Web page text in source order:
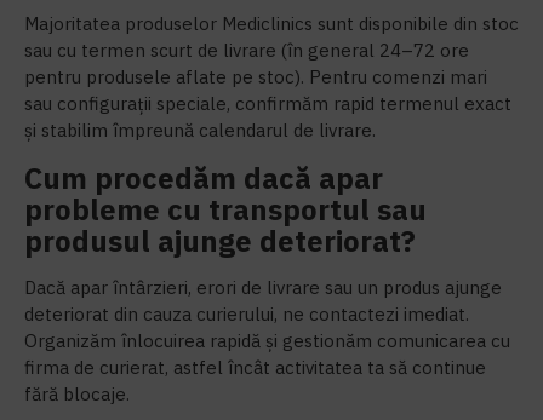
Majoritatea produselor Mediclinics sunt disponibile din stoc
sau cu termen scurt de livrare (în general 24–72 ore
pentru produsele aflate pe stoc). Pentru comenzi mari
sau configurații speciale, confirmăm rapid termenul exact
și stabilim împreună calendarul de livrare.
Cum procedăm dacă apar
probleme cu transportul sau
produsul ajunge deteriorat?
Dacă apar întârzieri, erori de livrare sau un produs ajunge
deteriorat din cauza curierului, ne contactezi imediat.
Organizăm înlocuirea rapidă și gestionăm comunicarea cu
firma de curierat, astfel încât activitatea ta să continue
fără blocaje.